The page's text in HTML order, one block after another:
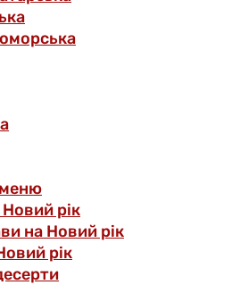
рік
на Новий рік
рік